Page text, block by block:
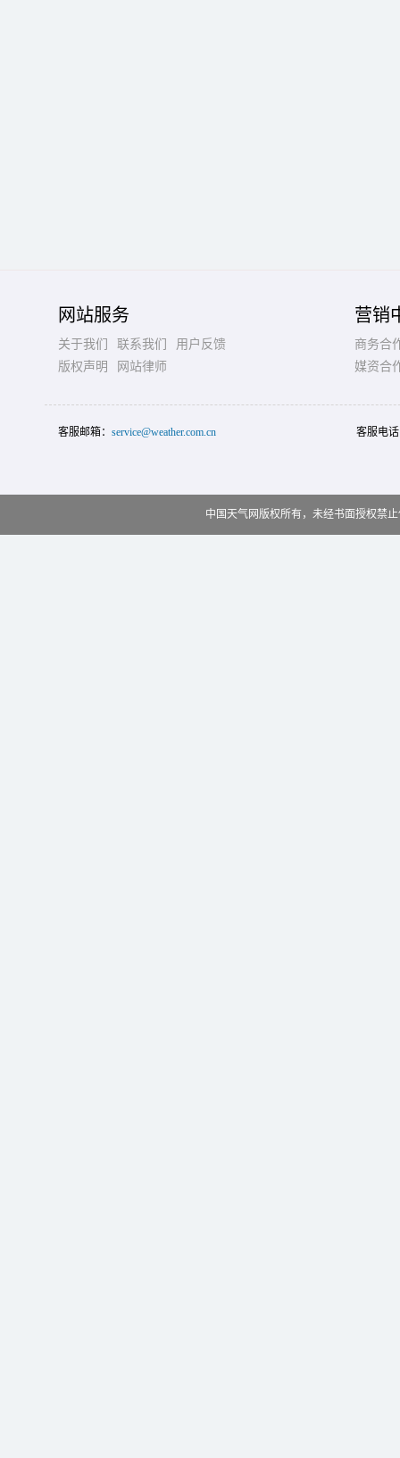
网站服务
关于我们 联系我们
用户反馈
版权声明
网站律师
营销
商务合
媒资合
客服邮箱： service@weather.com.cn 客服电
中国天气网版权所有，未经书面授权